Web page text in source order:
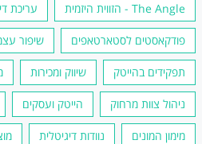
The Angle - הזווית היזמית עריכת
פודקאסטים לסטארטאפים שיפור
תפקידים בהייטק שיווק ומכירות
ניהול צוות מרחוק הייטק ועסקים
מימון המונים נוודות דיגיטלית